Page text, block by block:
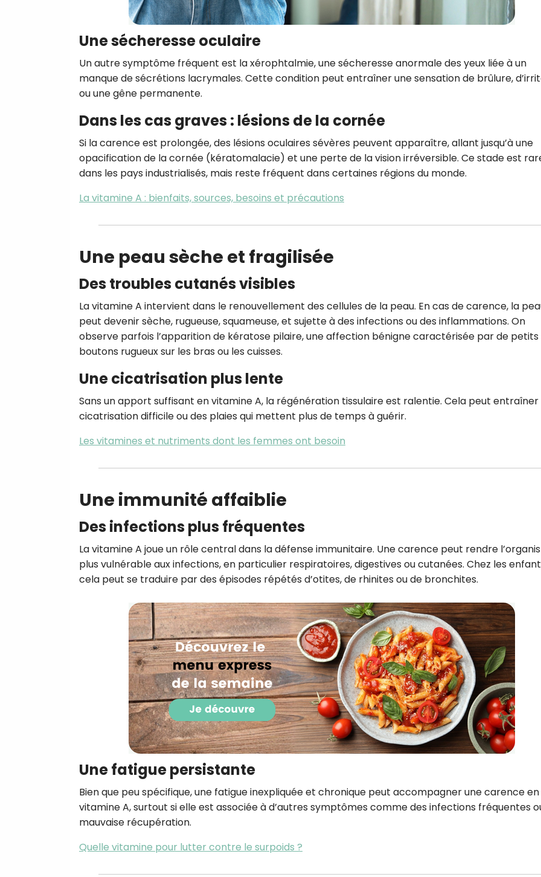
Une sécheresse oculaire
Un autre symptôme fréquent est la xérophtalmie, une sécheresse anormale des yeux liée à un
manque de sécrétions lacrymales. Cette condition peut entraîner une sensation de brûlure,
ou une gêne permanente.
Dans les cas graves : lésions de la cornée
Si la carence est prolongée, des lésions oculaires sévères peuvent apparaître, allant jusqu’à une
opacification de la cornée (kératomalacie) et une perte de la vision irréversible. Ce stade est
dans les pays industrialisés, mais reste fréquent dans certaines régions du monde.
La vitamine A : bienfaits, sources, besoins et précautions
Une peau sèche et fragilisée
Des troubles cutanés visibles
La vitamine A intervient dans le renouvellement des cellules de la peau. En cas de carence, la
peut devenir sèche, rugueuse, squameuse, et sujette à des infections ou des inflammations. On
observe parfois l’apparition de kératose pilaire, une affection bénigne caractérisée par de petits
boutons rugueux sur les bras ou les cuisses.
Une cicatrisation plus lente
Sans un apport suffisant en vitamine A, la régénération tissulaire est ralentie. Cela peut entraîner
cicatrisation difficile ou des plaies qui mettent plus de temps à guérir.
Les vitamines et nutriments dont les femmes ont besoin
Une immunité affaiblie
Des infections plus fréquentes
La vitamine A joue un rôle central dans la défense immunitaire. Une carence peut rendre
plus vulnérable aux infections, en particulier respiratoires, digestives ou cutanées. Chez les
cela peut se traduire par des épisodes répétés d’otites, de rhinites ou de bronchites.
Une fatigue persistante
Bien que peu spécifique, une fatigue inexpliquée et chronique peut accompagner une carence en
vitamine A, surtout si elle est associée à d’autres symptômes comme des infections fréquentes
mauvaise récupération.
Quelle vitamine pour lutter contre le surpoids ?
Votre adresse email sera utilisée par Digital Prisma
envoyer votre newsletter contenant des offres
personnalisées. Vous pourrez vous désinscrire en
désabonnement intégré dans la newsletter. Pour en